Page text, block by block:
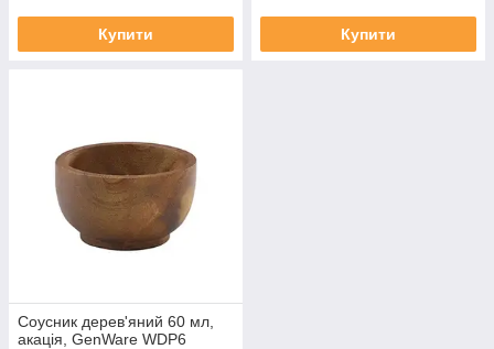
Купити Купити
Соусник дерев'яний 60 мл,
акація, GenWare WDP6